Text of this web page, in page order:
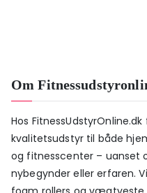
Om
Hos
kvalitetsudstyr til både
og fitnesscenter – uanset
nybegynder eller erfaren.